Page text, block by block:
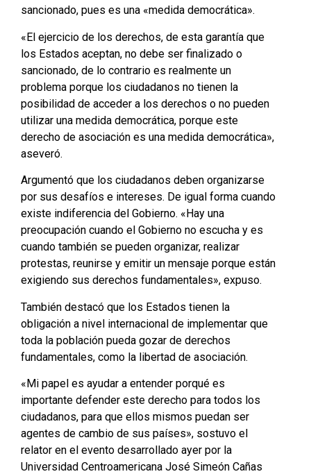
sancionado, pues es una «medida democrática».
«El ejercicio de los derechos, de esta garantía que
los Estados aceptan, no debe ser finalizado o
sancionado, de lo contrario es realmente un
problema porque los ciudadanos no tienen la
posibilidad de acceder a los derechos o no pueden
utilizar una medida democrática, porque este
derecho de asociación es una medida democrática»,
aseveró.
Argumentó que los ciudadanos deben organizarse
por sus desafíos e intereses. De igual forma cuando
existe indiferencia del Gobierno. «Hay una
preocupación cuando el Gobierno no escucha y es
cuando también se pueden organizar, realizar
protestas, reunirse y emitir un mensaje porque están
exigiendo sus derechos fundamentales», expuso.
También destacó que los Estados tienen la
obligación a nivel internacional de implementar que
toda la población pueda gozar de derechos
fundamentales, como la libertad de asociación.
«Mi papel es ayudar a entender porqué es
importante defender este derecho para todos los
ciudadanos, para que ellos mismos puedan ser
agentes de cambio de sus países», sostuvo el
relator en el evento desarrollado ayer por la
Universidad Centroamericana José Simeón Cañas